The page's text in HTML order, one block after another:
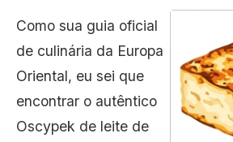
Como sua guia oficial
de culinária da Europa
Oriental, eu sei que
encontrar o autêntico
Oscypek de leite de